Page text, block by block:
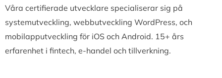
Våra certifierade utvecklare specialiserar sig på
systemutveckling, webbutveckling WordPress, och
mobilapputveckling för iOS och Android. 15+ års
erfarenhet i fintech, e-handel och tillverkning.